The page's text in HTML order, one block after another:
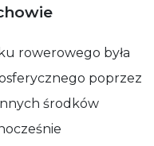
rowerowego była
poprzez
środków